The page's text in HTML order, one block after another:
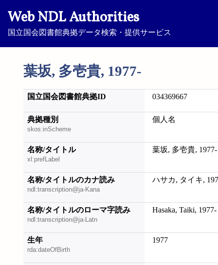
Web NDL Authorities
国立国会図書館典拠データ検索・提供サービス
葉坂, 多壱貴, 1977-
国立国会図書館典拠ID 034369667
典拠種別
skos:inScheme
個人名
名称/タイトル
xl:prefLabel
葉坂, 多壱貴, 1977-
名称/タイトルのカナ読み
ndl:transcription@ja-Kana
ハサカ, タイキ,
名称/タイトルのローマ字読み
ndl:transcription@ja-Latn
Hasaka, Taiki, 1977-
生年
rda:dateOfBirth
1977